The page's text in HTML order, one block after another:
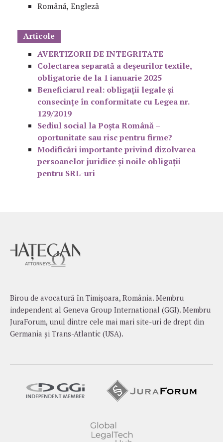
Română, Engleză
Articole
AVERTIZORII DE INTEGRITATE
Colectarea separată a deșeurilor textile,
obligatorie de la 1 ianuarie 2025
Beneficiarul real: obligații legale și
consecințe în conformitate cu Legea nr.
129/2019
Sediul social la Poșta Română –
oportunitate sau risc pentru firme?
Modificări importante privind dizolvarea
persoanelor juridice și noile obligații
pentru SRL-uri
Birou de avocatură în Timișoara, România. Membru
independent al Geneva Group International (GGI). Membru
JuraForum, unul dintre cele mai mari site-uri de drept din
Germania și Trans-Atlantic (USA).